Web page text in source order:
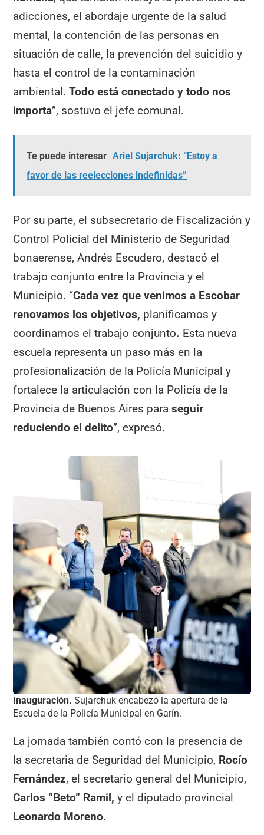
adicciones, el abordaje urgente de la salud
mental, la contención de las personas en
situación de calle, la prevención del suicidio y
hasta el control de la contaminación
ambiental.Todo está conectado y todo nos
importa”, sostuvo el jefe comunal.
Te puede interesar Ariel Sujarchuk: “Estoy a
favor de las reelecciones indefinidas”
Por su parte, el subsecretario de Fiscalización y
Control Policial del Ministerio de Seguridad
bonaerense, Andrés Escudero, destacó el
trabajo conjunto entre la Provincia y el
Municipio. “Cada vez que venimos a Escobar
renovamos los objetivos, planificamos y
coordinamos el trabajo conjunto. Esta nueva
escuela representa un paso más en la
profesionalización de la Policía Municipal y
fortalece la articulación con la Policía de la
Provincia de Buenos Aires paraseguir
reduciendo el delito”, expresó.
Inauguración. Sujarchuk encabezó la apertura de la
Escuela de la Policía Municipal en Garín.
La jornada también contó con la presencia de
la secretaria de Seguridad del Municipio, Rocío
Fernández, el secretario general del Municipio,
Carlos “Beto” Ramil, y el diputado provincial
Leonardo Moreno.